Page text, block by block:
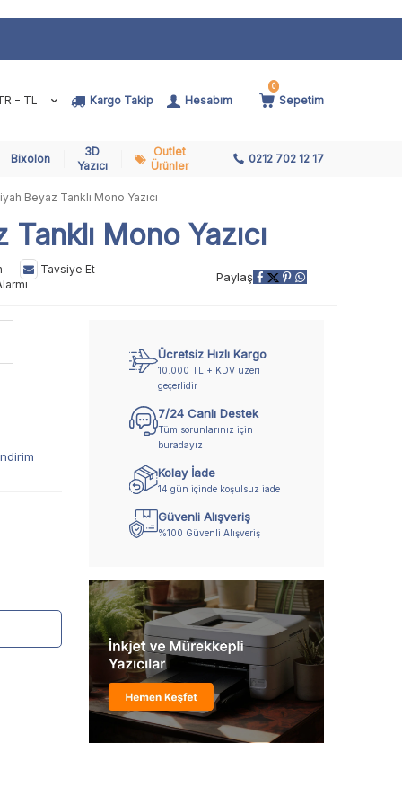
− TL Kargo Takip Hesabım
0
Sepetim
Bixolon
3D
Yazıcı
Outlet
Ürünler
0212 702 12 17
Beyaz Tanklı Mono Yazıcı
Mono Yazıcı
Tavsiye Et
Paylaş
Ücretsiz Hızlı Kargo
10.000 TL + KDV üzeri
geçerlidir
7/24 Canlı Destek
Tüm sorunlarınız için
buradayız
Kolay İade
14 gün içinde koşulsuz iade
Güvenli Alışveriş
%100 Güvenli Alışveriş